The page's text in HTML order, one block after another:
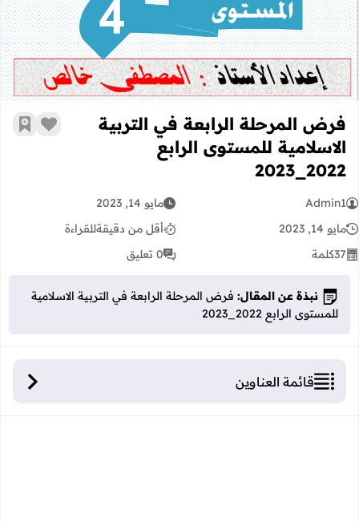
فرض المرحلة الرابعة في التربية
فرض المرحلة الرابعة في التربية
الاسلامية للمستوى الرابع
2022_2023
زر أضف
Admin1
مايو 14, 2023
مايو 14, 2023
أقل من دقيقةللقراءة
37كلمة 0 تعليق
نبذة عن المقال: فرض المرحلة الرابعة في التربية الاسلامية
للمستوى الرابع 2022_2023
قائمة العناوين